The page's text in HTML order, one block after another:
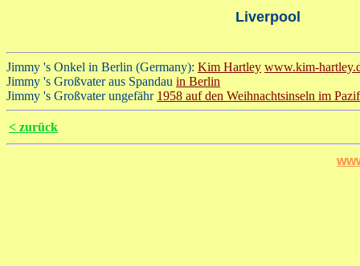
Liverpool
Jimmy 's Onkel in Berlin (Germany): Kim Hartley www.kim-
Jimmy 's Großvater aus Spandau in Berlin
Jimmy 's Großvater ungefähr 1958 auf den Weihnachtsinseln im
< zurück